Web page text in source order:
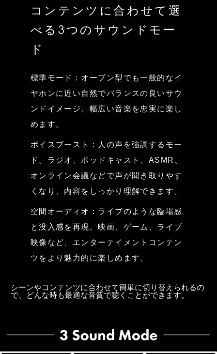
コンテンツに合わせて選
べる3つのサウンドモー
ド
標準モード：オープン型でも一般的なイ
ヤホンに近い自然でバランスの良いサウ
ンドイメージ。幅広い音楽を忠実に楽し
めます。
ボイスブースト：人の声を強調するモー
ド。ラジオ、ポッドキャスト、ASMR、
オンライン会議などで声が聞き取りやす
くなり、内容をしっかり理解できます。
空間オーディオ：ライブのような臨場感
と没入感を再現。映画、ゲーム、ライブ
映像など、エンターテイメントコンテン
ツをより魅力的に楽しめます。
シーンやコンテンツに合わせて簡単に切り替えられるの
で、どんな時も最適な音質で聴くことができます。